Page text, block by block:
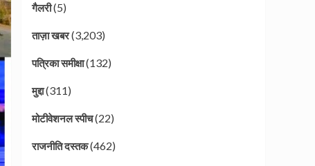
गैलरी(5)
ताज़ा खबर(3,203)
पत्रिका समीक्षा(132)
मुद्दा(311)
मोटीवेशनल स्पीच(22)
राजनीति दस्तक(462)